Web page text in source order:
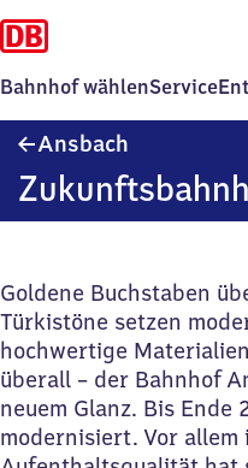
Bahnhof wählenService
Ansbach
Goldene Buchstaben
Türkistöne setzen
hochwertige
überall – der Bahnhof
neuem Glanz. Bis Ende
modernisiert. Vor allem